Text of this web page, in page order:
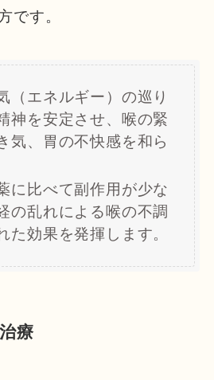
です。
（エネルギー）の巡り
神を安定させ、喉の緊
気、胃の不快感を和ら
に比べて副作用が少な
の乱れによる喉の不調
た効果を発揮します。
療